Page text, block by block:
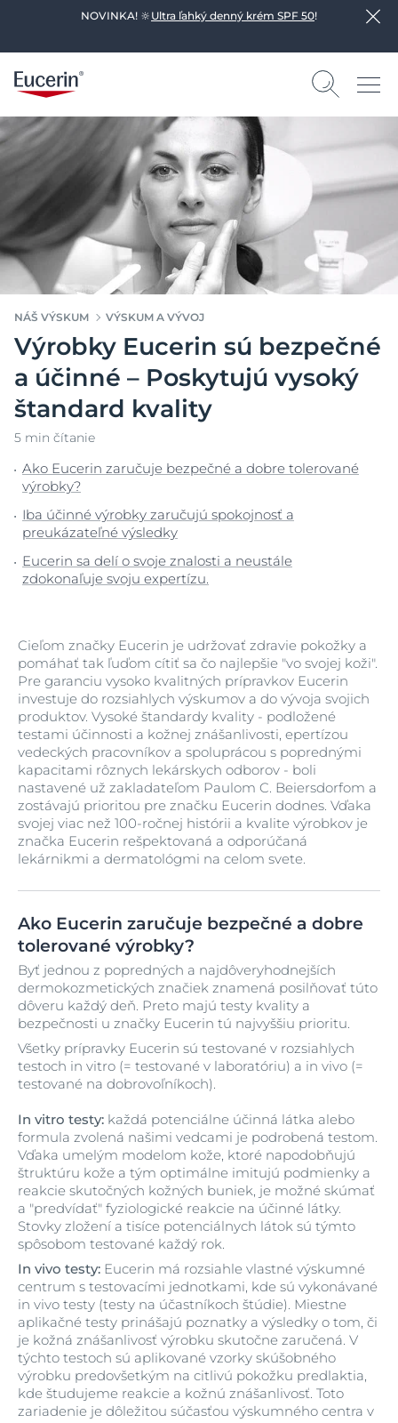
NOVINKA! 🔆 Ultra ľahký denný krém SPF 50!
NÁŠ VÝSKUM VÝSKUM A VÝVOJ
Výrobky Eucerin sú bezpečné
a účinné – Poskytujú vysoký
štandard kvality
5 min čítanie
Ako Eucerin zaručuje bezpečné a dobre tolerované
výrobky?
Iba účinné výrobky zaručujú spokojnosť a
preukázateľné výsledky
Eucerin sa delí o svoje znalosti a neustále
zdokonaľuje svoju expertízu.
Cieľom značky Eucerin je udržovať zdravie pokožky a
pomáhať tak ľuďom cítiť sa čo najlepšie "vo svojej koži".
Pre garanciu vysoko kvalitných prípravkov Eucerin
investuje do rozsiahlych výskumov a do vývoja svojich
produktov. Vysoké štandardy kvality - podložené
testami účinnosti a kožnej znášanlivosti, epertízou
vedeckých pracovníkov a spoluprácou s poprednými
kapacitami rôznych lekárskych odborov - boli
nastavené už zakladateľom Paulom C. Beiersdorfom a
zostávajú prioritou pre značku Eucerin dodnes. Vďaka
svojej viac než 100-ročnej histórii a kvalite výrobkov je
značka Eucerin rešpektovaná a odporúčaná
lekárnikmi a dermatológmi na celom svete.
Ako Eucerin zaručuje bezpečné a dobre
tolerované výrobky?
Byť jednou z popredných a najdôveryhodnejších
dermokozmetických značiek znamená posilňovať túto
dôveru každý deň. Preto majú testy kvality a
bezpečnosti u značky Eucerin tú najvyššiu prioritu.
Všetky prípravky Eucerin sú testované v rozsiahlych
testoch in vitro (= testované v laboratóriu) a in vivo (=
testované na dobrovoľníkoch).
In vitro testy: každá potenciálne účinná látka alebo
formula zvolená našimi vedcami je podrobená testom.
Vďaka umelým modelom kože, ktoré napodobňujú
štruktúru kože a tým optimálne imitujú podmienky a
reakcie skutočných kožných buniek, je možné skúmať
a "predvídať" fyziologické reakcie na účinné látky.
Stovky zložení a tisíce potenciálnych látok sú týmto
spôsobom testované každý rok.
In vivo testy: Eucerin má rozsiahle vlastné výskumné
centrum s testovacími jednotkami, kde sú vykonávané
in vivo testy (testy na účastníkoch štúdie). Miestne
aplikačné testy prinášajú poznatky a výsledky o tom, či
je kožná znášanlivosť výrobku skutočne zaručená. V
týchto testoch sú aplikované vzorky skúšobného
výrobku predovšetkým na citlivú pokožku predlaktia,
kde študujeme reakcie a kožnú znášanlivosť. Toto
zariadenie je dôležitou súčasťou výskumného centra v